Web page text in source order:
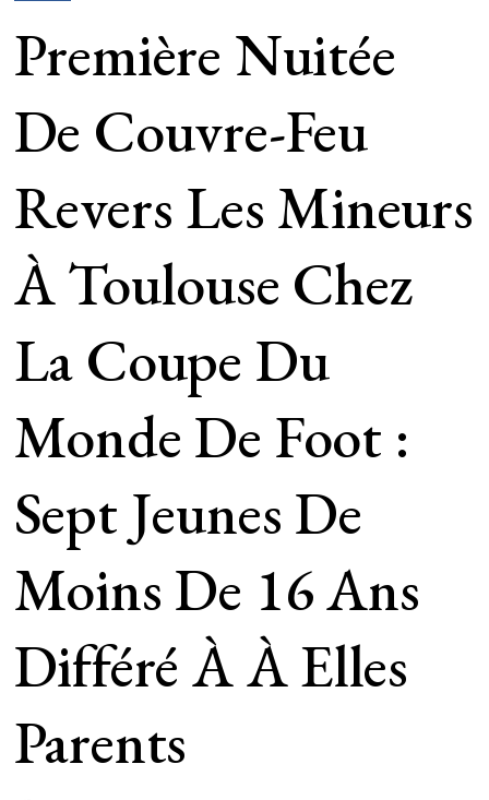
Première Nuitée
De Couvre-Feu
Revers Les Mineurs
À Toulouse Chez
La Coupe Du
Monde De Foot :
Sept Jeunes De
Moins De 16 Ans
Différé À À Elles
Parents